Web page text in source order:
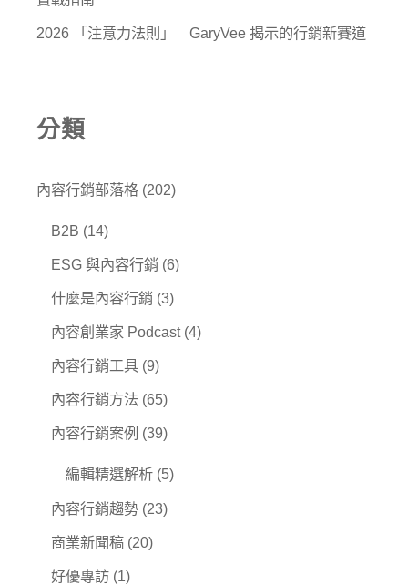
2026 「注意力法則」 GaryVee 揭示的行銷新賽道
分類
內容行銷部落格 (202)
B2B (14)
ESG 與內容行銷 (6)
什麼是內容行銷 (3)
內容創業家 Podcast(4)
內容行銷工具 (9)
內容行銷方法 (65)
內容行銷案例 (39)
編輯精選解析 (5)
內容行銷趨勢 (23)
商業新聞稿 (20)
好優專訪 (1)